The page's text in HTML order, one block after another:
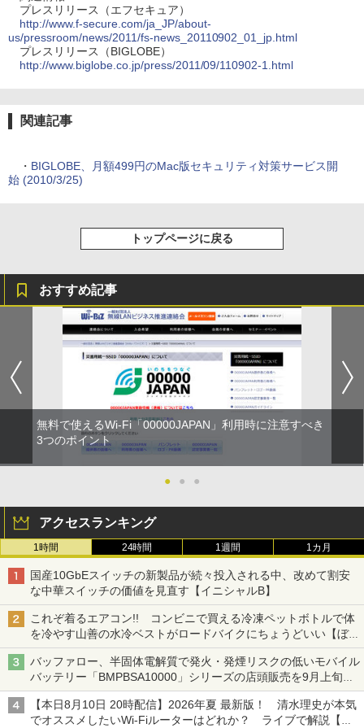
プレスリリース（エフセキュア）
http://www.f-secure.com/ja_JP/about-
us/pressroom/news/2011/fs-news_20110902_01_jp.html
プレスリリース（BIGLOBE）
http://www.biglobe.co.jp/press/2011/09/110902-1.html
関連記事
・ BIGLOBE、月額499円のMac版セキュリティ対策サービス開
始 (2010/3/25)
トップページに戻る
おすすめ記事
無料で使えるWi-Fi「00000JAPAN」利用時に注意すべき
3つのポイント
● ● ●
アクセスランキング
1時間 24時間 1週間 1カ月
国産10GbEスイッチの新製品が続々投入される中、改めて割安
な中華スイッチの価値を見直す【イニシャルB】
これぞ着るエアコン!! コンビニで買える冷凍ペットボトルで体
を冷やす山善の水冷ベストがロードバイクにちょうどいい【ぼっ
ち・ざ・ろーど！その14】【空いた時間でなにしてる？】
バッファロー、半固体電解質で発火・発煙リスクの低いモバイル
バッテリー「BMPBSA10000」シリーズの店頭販売を9月上旬に
開始
【本日8月10日 20時配信】2026年夏 最新版！ 清水理史が本気
でオススメしたいWi-Fiルーターはどれか？ ライブで解説【清